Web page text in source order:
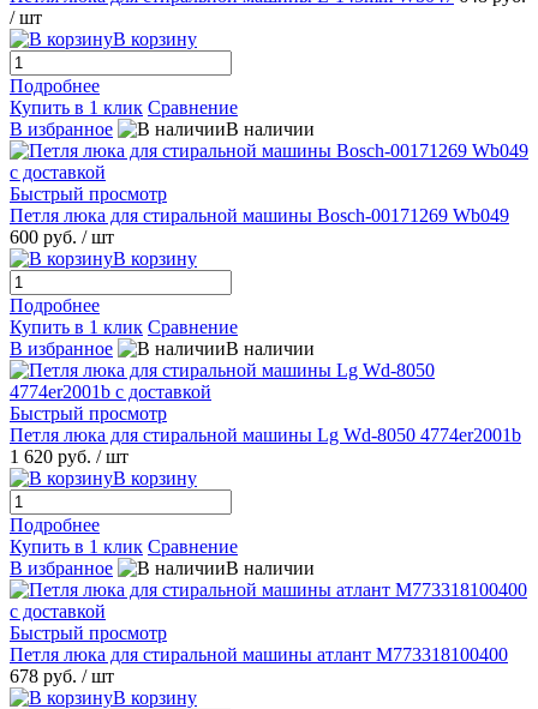
/ шт
В корзину
Подробнее
Купить в 1 клик Сравнение
В избранное
В наличии
Быстрый просмотр
Петля люка для стиральной машины Bosch-00171269 Wb049
600 руб. / шт
В корзину
Подробнее
Купить в 1 клик Сравнение
В избранное
В наличии
Быстрый просмотр
Петля люка для стиральной машины Lg Wd-8050 4774er2001b
1 620 руб. / шт
В корзину
Подробнее
Купить в 1 клик Сравнение
В избранное
В наличии
Быстрый просмотр
Петля люка для стиральной машины атлант M773318100400
678 руб. / шт
В корзину